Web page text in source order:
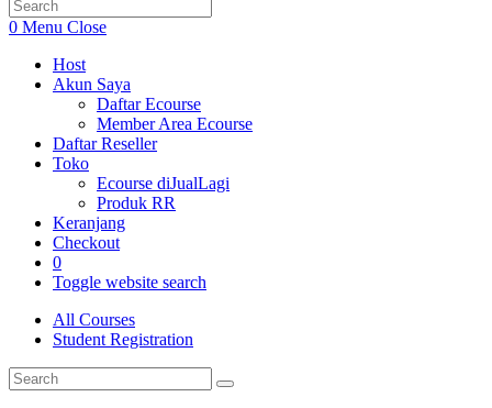
0 Menu Close
Host
Akun Saya
Daftar Ecourse
Member Area Ecourse
Daftar Reseller
Toko
Ecourse diJualLagi
Produk RR
Keranjang
Checkout
0
Toggle website search
All Courses
Student Registration